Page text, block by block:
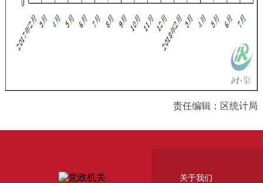
责任编辑：区统计局
关于我们